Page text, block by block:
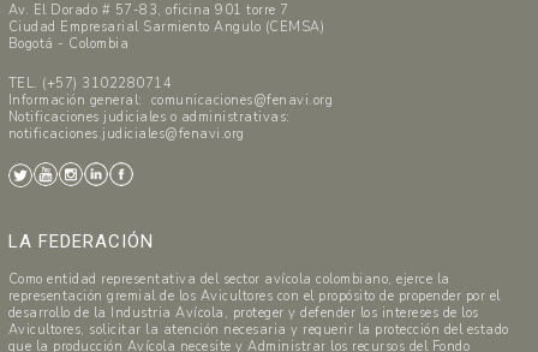
Av. El Dorado # 57-83, oficina 901 torre 7
Ciudad Empresarial Sarmiento Angulo (CEMSA)
Bogotá - Colombia
TEL. (+57) 3102280714
Información general: comunicaciones@fenavi.org
Notificaciones judiciales o administrativas:
notificaciones.judiciales@fenavi.org
LA FEDERACIÓN
Como entidad representativa del sector avícola colombiano, ejerce la
representación gremial de los Avicultores con el propósito de propender por el
desarrollo de la Industria Avícola, proteger y defender los intereses de los
Avicultores, solicitar la atención necesaria y requerir la protección del estado
que la producción Avícola necesite y Administrar los recursos del Fondo